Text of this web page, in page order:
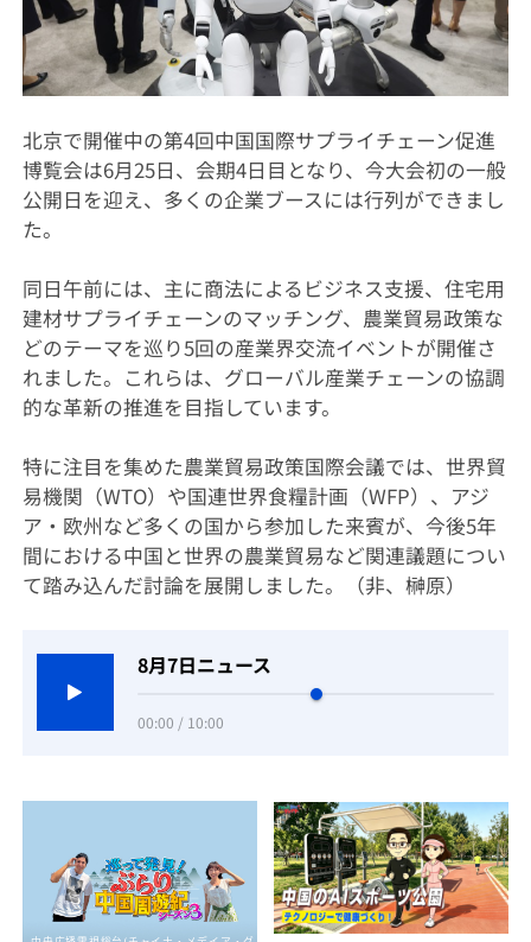
北京で開催中の第4回中国国際サプライチェーン促進
博覧会は6月25日、会期4日目となり、今大会初の一般
公開日を迎え、多くの企業ブースには行列ができまし
た。
同日午前には、主に商法によるビジネス支援、住宅用
建材サプライチェーンのマッチング、農業貿易政策な
どのテーマを巡り5回の産業界交流イベントが開催さ
れました。これらは、グローバル産業チェーンの協調
的な革新の推進を目指しています。
特に注目を集めた農業貿易政策国際会議では、世界貿
易機関（WTO）や国連世界食糧計画（WFP）、アジ
ア・欧州など多くの国から参加した来賓が、今後5年
間における中国と世界の農業貿易など関連議題につい
て踏み込んだ討論を展開しました。（非、榊原）
8月7日ニュース
00:00 / 10:00